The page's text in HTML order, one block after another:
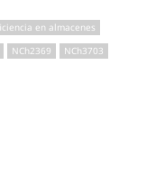
en almacenes
NCh2369
NCh3703